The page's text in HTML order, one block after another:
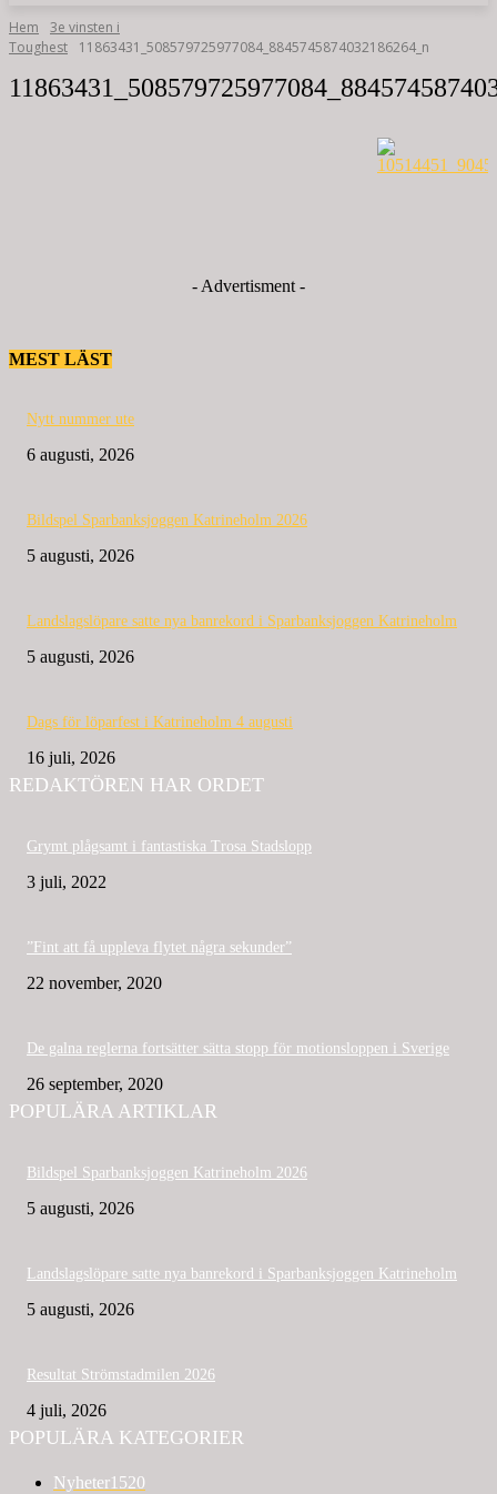
Hem
3e vinsten i
Toughest
11863431_508579725977084_8845745874032186264_n
- Advertisment -
MEST LÄST
Nytt nummer ute
6 augusti, 2026
Bildspel Sparbanksjoggen Katrineholm 2026
5 augusti, 2026
Landslagslöpare satte nya banrekord i Sparbanksjoggen Katrineholm
5 augusti, 2026
Dags för löparfest i Katrineholm 4 augusti
16 juli, 2026
REDAKTÖREN HAR ORDET
Grymt plågsamt i fantastiska Trosa Stadslopp
3 juli, 2022
”Fint att få uppleva flytet några sekunder”
22 november, 2020
De galna reglerna fortsätter sätta stopp för motionsloppen i Sverige
26 september, 2020
POPULÄRA ARTIKLAR
Bildspel Sparbanksjoggen Katrineholm 2026
5 augusti, 2026
Landslagslöpare satte nya banrekord i Sparbanksjoggen Katrineholm
5 augusti, 2026
Resultat Strömstadmilen 2026
4 juli, 2026
POPULÄRA KATEGORIER
Nyheter1520